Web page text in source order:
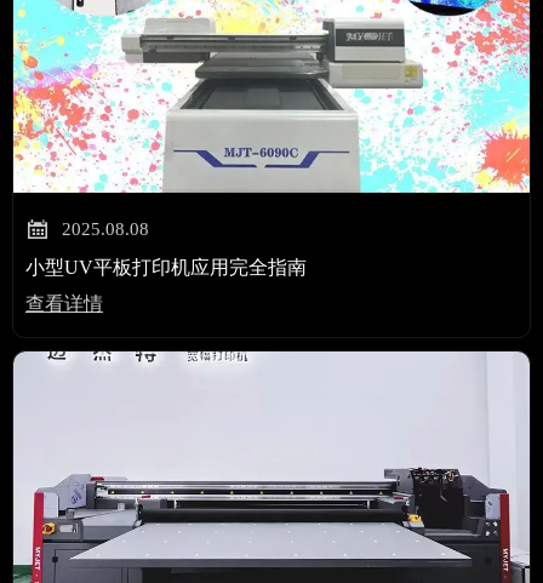
 2025.08.08
小型UV平板打印机应用完全指南
查看详情